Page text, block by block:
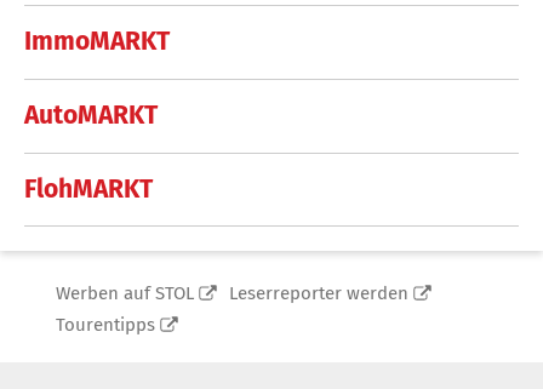
ImmoMARKT
AutoMARKT
FlohMARKT
Werben auf STOL
Leserreporter werden
Tourentipps